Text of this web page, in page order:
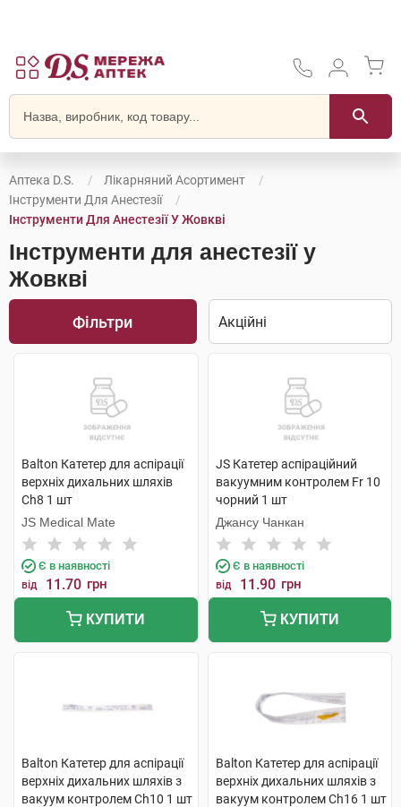
Аптека D.S.
Лікарняний Асортимент
Інструменти Для Анестезії
Інструменти Для Анестезії У Жовкві
Інструменти для анестезії у
Жовкві
Фільтри
Balton Катетер для аспірації
верхніх дихальних шляхів
Ch8 1 шт
JS Medical Mate
Є в наявності
від 11.70 грн
КУПИТИ
JS Катетер аспіраційний
вакуумним контролем Fr 10
чорний 1 шт
Джансу Чанкан
Є в наявності
від 11.90 грн
КУПИТИ
Balton Катетер для аспірації
верхніх дихальних шляхів з
вакуум контролем Ch10 1 шт
Balton Катетер для аспірації
верхніх дихальних шляхів з
вакуум контролем Ch16 1 шт